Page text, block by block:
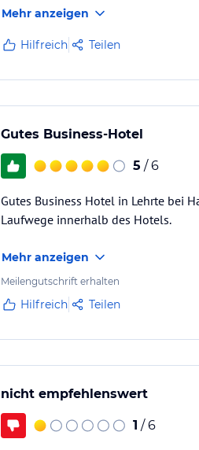
Mehr anzeigen
Hilfreich Teilen
Gutes Business-Hotel
5 / 6
Gutes Business Hotel in Lehrte bei
Laufwege innerhalb des Hotels.
Mehr anzeigen
Meilengutschrift erhalten
Hilfreich Teilen
nicht empfehlenswert
1 / 6